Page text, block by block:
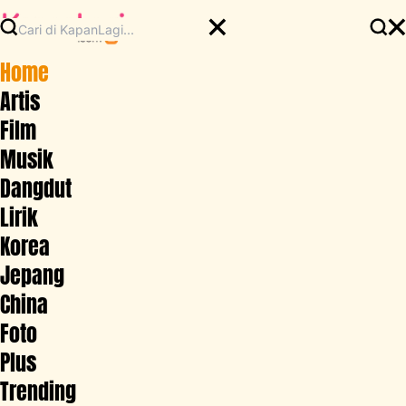
Home
Artis
Film
Musik
Dangdut
Lirik
Korea
Jepang
China
Foto
Plus
Trending